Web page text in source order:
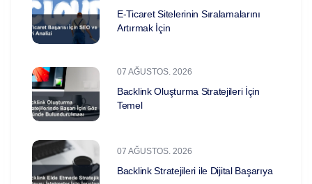
E-Ticaret Sitelerinin Sıralamalarını
Artırmak İçin
07 AĞUSTOS. 2026
Backlink Oluşturma Stratejileri İçin
Temel
07 AĞUSTOS. 2026
Backlink Stratejileri ile Dijital Başarıya